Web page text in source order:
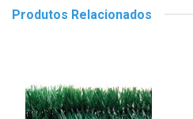
Produtos Relacionados